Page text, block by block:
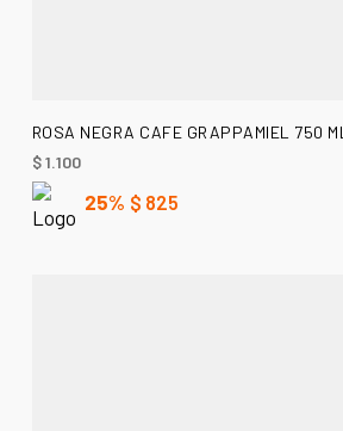
AÑADIR AL CARRITO
ROSA NEGRA CAFE GRAPPAMIEL 750 ML
$1.100
25% $ 825